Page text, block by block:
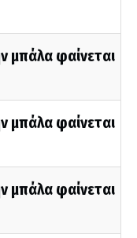
μπάλα φαίνεται
μπάλα φαίνεται
μπάλα φαίνεται